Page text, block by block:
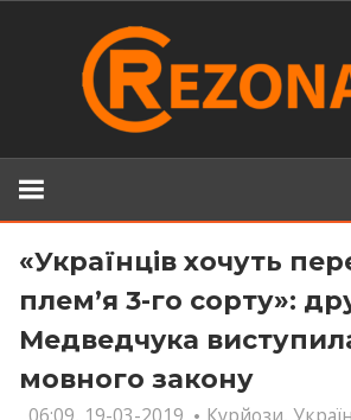
«Українців хочуть
плем’я 3-го сорту»:
Медведчyка
мовного закону